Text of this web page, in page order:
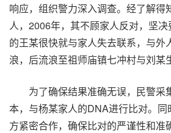
响应，组织警力深入调查。经了解得
人，2006年，其不顾家人反对，坚
的王某很快就与家人失去联系，与外
浪，后流浪至祖师庙镇七冲村与刘某
为了确保结果准确无误，民警采
本，与杨某家人的DNA进行比对。
方紧密合作，确保比对的严谨性和准